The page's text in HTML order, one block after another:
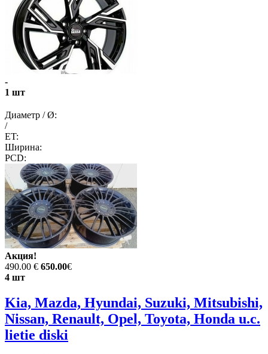
-
1 шт
Диаметр / Ø:
/
ET:
Ширина:
PCD:
Акция!
490.00 € 650.00€
4 шт
Kia, Mazda, Hyundai, Suzuki, Mitsubishi,
Nissan, Renault, Opel, Toyota, Honda u.c.
lietie diski